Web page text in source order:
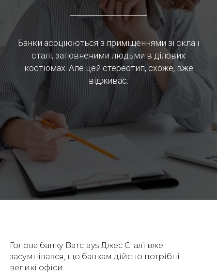
Банки асоціюються з приміщеннями зі скла і
сталі, заповненими людьми в ділових
костюмах. Але цей стереотип, схоже, вже
відживає.
Голова банку Barclays Джес Сталі вже
засумнівався, що банкам дійсно потрібні
великі офіси.